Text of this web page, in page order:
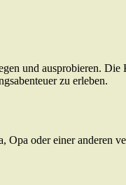
und ausprobieren.
zu erleben.
Opa oder einer anderen